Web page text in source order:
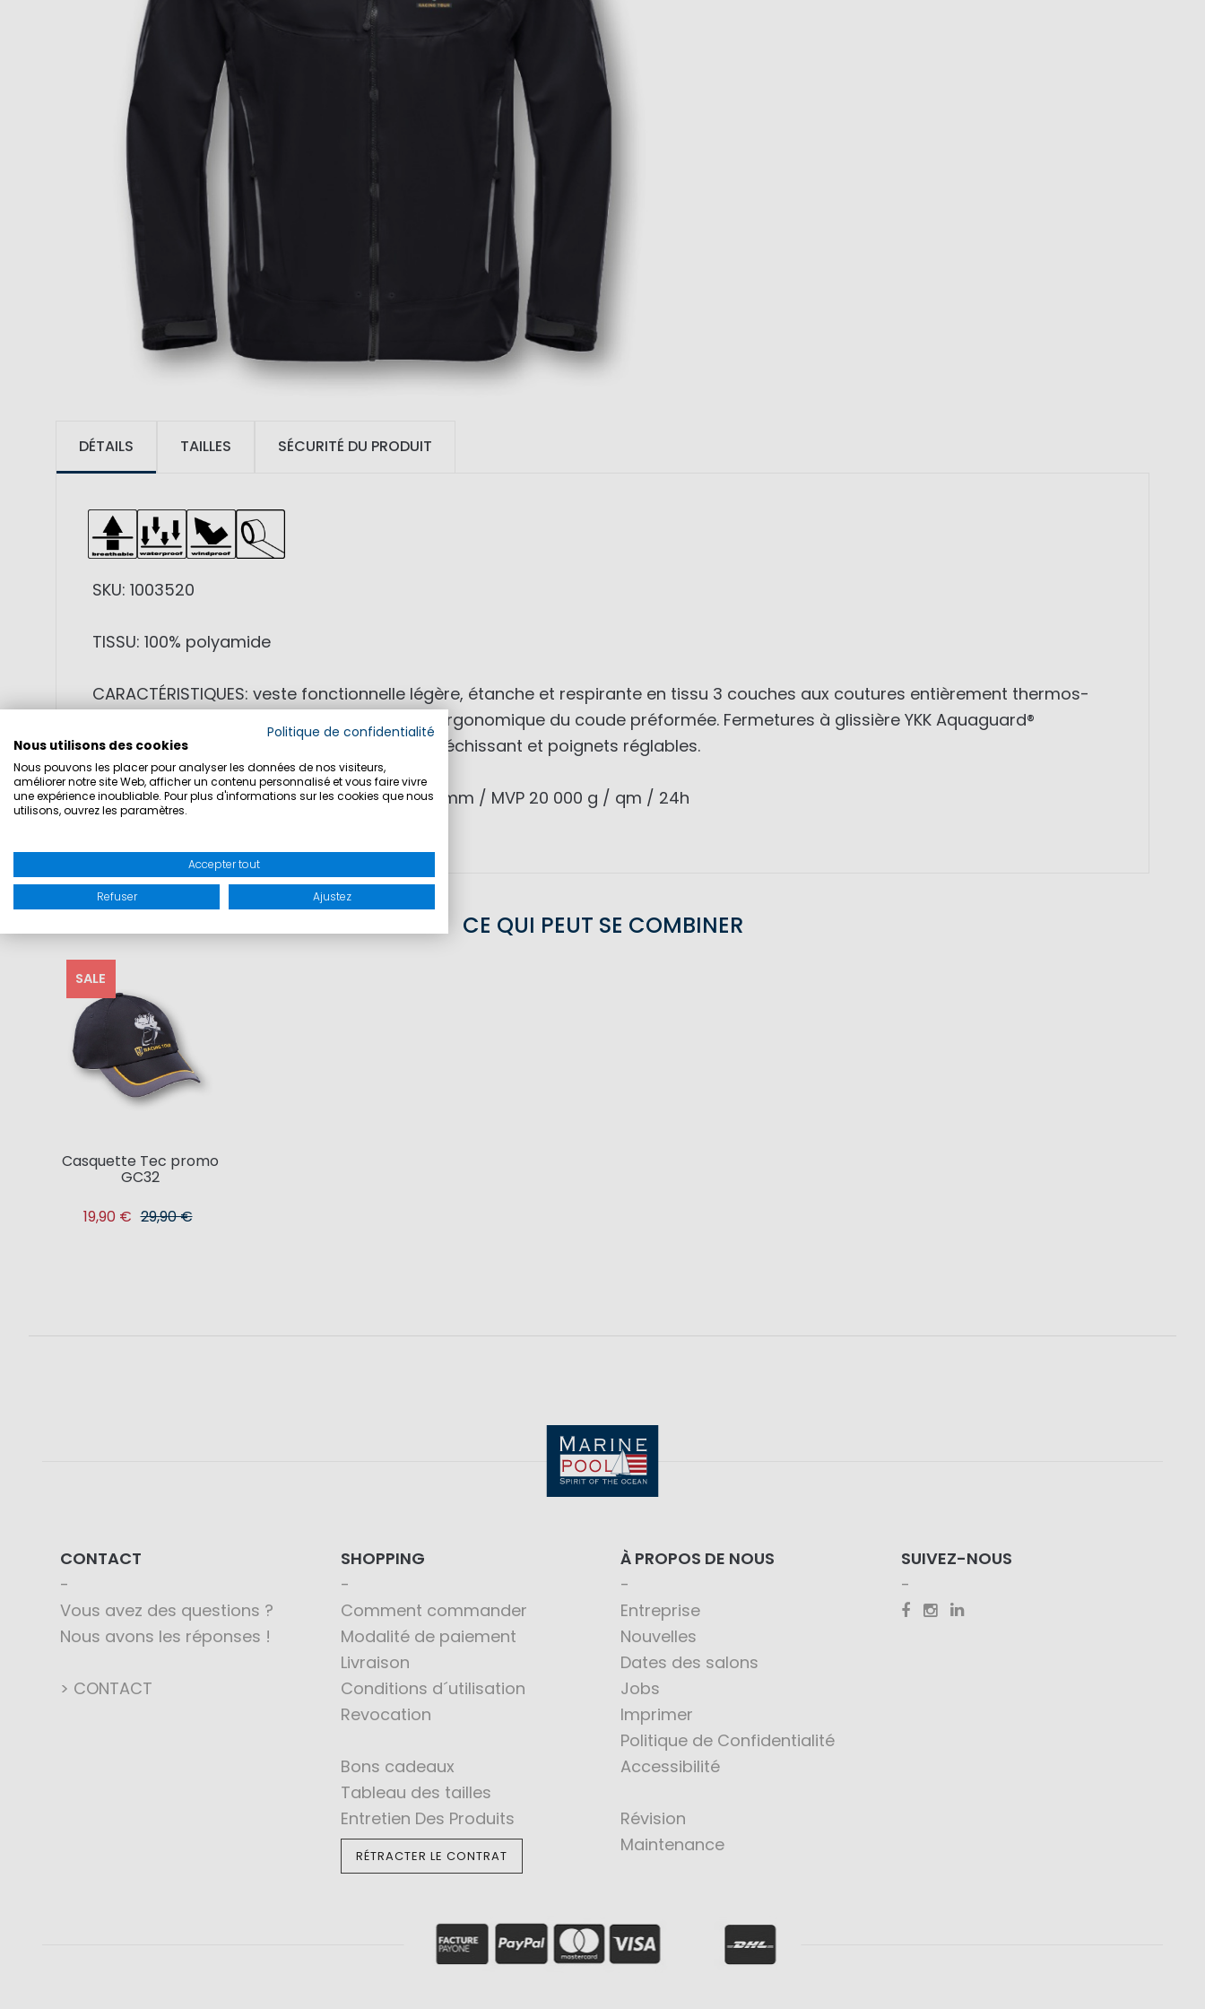
DÉTAILS
SKU: 1003520
TISSU: 100% polyamide
CARACTÉRISTIQUES: veste fonctionnelle légère, étanche et respirante en tissu 3 couches aux coutures entièrement thermos-
collées. Confort maximal grâce à la forme ergonomique du coude préformée. Fermetures à glissière YKK Aquaguard®
étanches. Capuche réglable avec patch réfléchissant et poignets réglables.
CARACTÉRISTIQUES TECHNIQUES: WP 20 000 mm / MVP 20 000 g / qm / 24h
TAILLES SÉCURITÉ DU PRODUIT
CE QUI PEUT SE COMBINER
SALE
Casquette Tec promo
GC32
19,90 € 29,90 €
CONTACT
Vous avez des questions ?
Nous avons les réponses !
> CONTACT
SHOPPING
Comment commander
Modalité de paiement
Livraison
Conditions d´utilisation
Revocation
Bons cadeaux
Tableau des tailles
Entretien Des Produits
RÉTRACTER LE CONTRAT
À PROPOS DE NOUS
Entreprise
Nouvelles
Dates des salons
Jobs
Imprimer
Politique de Confidentialité
Accessibilité
Révision
Maintenance
SUIVEZ-NOUS
Politique de confidentialité
Nous utilisons des cookies
Nous pouvons les placer pour analyser les données de nos visiteurs,
améliorer notre site Web, afficher un contenu personnalisé et vous faire vivre
une expérience inoubliable. Pour plus d'informations sur les cookies que nous
utilisons, ouvrez les paramètres.
Accepter tout
Refuser Ajustez